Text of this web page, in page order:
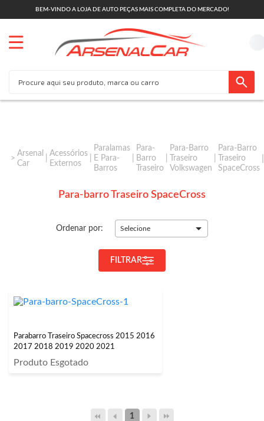
BEM-VINDO A LOJA DE AUTO PEÇAS MAIS COMPLETA DO MERCADO!
Arsenal
Car
Acessórios
Externos
Paralamas
E Para-
Barros
Para-
Barro
Traseiro
Para-Barro
Traseiro
Volkswagen
Para-Barro
Traseiro
SpaceCross
Para-barro Traseiro SpaceCross
Ordenar por: Selecione
FILTRAR
Parabarro Traseiro Spacecross 2015 2016
2017 2018 2019 2020 2021
Produto Esgotado
1